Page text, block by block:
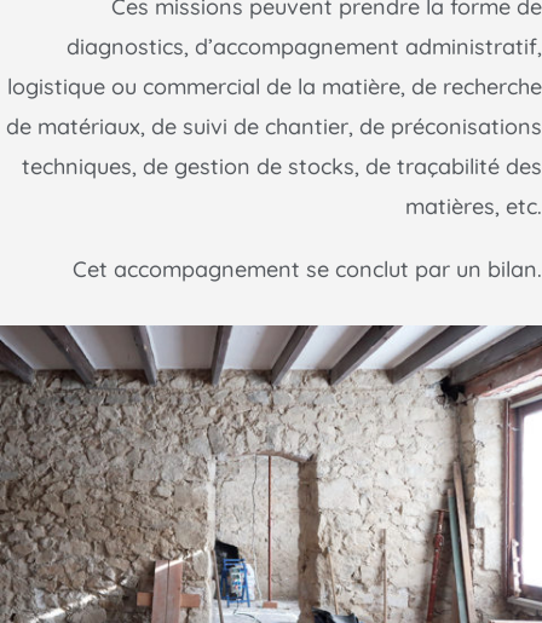
Ces missions peuvent prendre la forme de
diagnostics, d’accompagnement administratif,
logistique ou commercial de la matière, de recherche
de matériaux, de suivi de chantier, de préconisations
techniques, de gestion de stocks, de traçabilité des
matières, etc.
Cet accompagnement se conclut par un bilan.